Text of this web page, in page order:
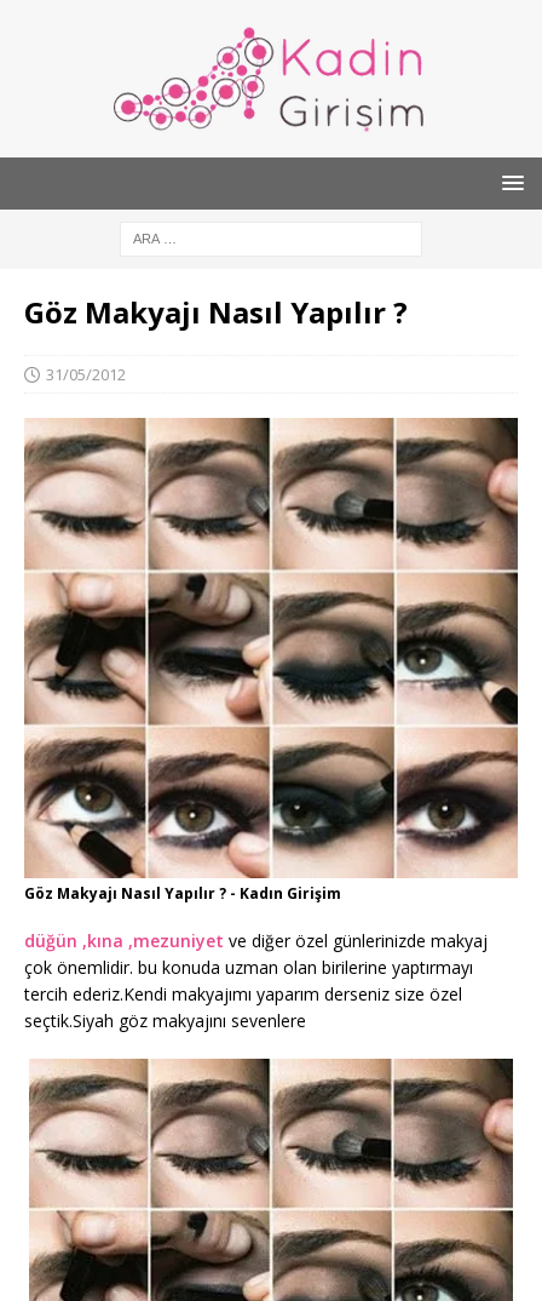
Göz Makyajı Nasıl Yapılır ?
31/05/2012
Göz Makyajı Nasıl Yapılır ? - Kadın Girişim
düğün ,kına ,mezuniyet ve diğer özel günlerinizde makyaj
çok önemlidir. bu konuda uzman olan birilerine yaptırmayı
tercih ederiz.Kendi makyajımı yaparım derseniz size özel
seçtik.Siyah göz makyajını sevenlere